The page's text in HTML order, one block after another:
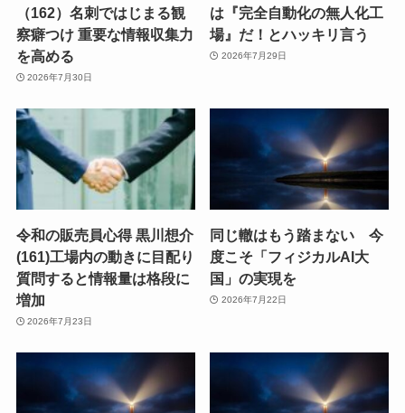
（162）名刺ではじまる観
察癖つけ 重要な情報収集力
を高める
2026年7月30日
は『完全自動化の無人化工
場』だ！とハッキリ言う
2026年7月29日
令和の販売員心得 黒川想介
(161)工場内の動きに目配り
質問すると情報量は格段に
増加
2026年7月23日
同じ轍はもう踏まない 今
度こそ「フィジカルAI大
国」の実現を
2026年7月22日